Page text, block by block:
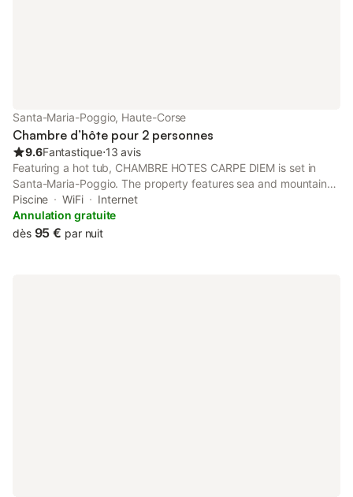
Santa-Maria-Poggio, Haute-Corse
Chambre d’hôte pour 2 personnes
9.6Fantastique⋅13 avis
Featuring a hot tub, CHAMBRE HOTES CARPE DIEM is set in
Santa-Maria-Poggio. The property features sea and mountain
views, and is 2.1 km from Plage de Vanga di l'Oru.
Piscine WiFi
Internet
Annulation gratuite
dès 95 € par nuit